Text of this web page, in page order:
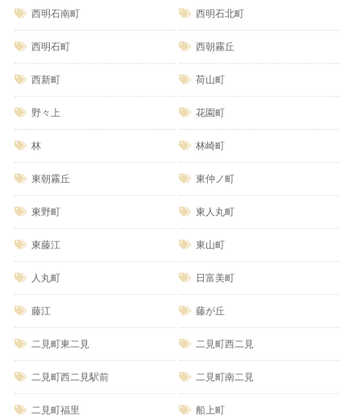
西明石南町 西明石北町
西明石町 西朝霧丘
西新町 荷山町
野々上 花園町
林 林崎町
東朝霧丘 東仲ノ町
東野町 東人丸町
東藤江 東山町
人丸町 日富美町
藤江 藤が丘
二見町東二見 二見町西二見
二見町西二見駅前 二見町南二見
二見町福里 船上町